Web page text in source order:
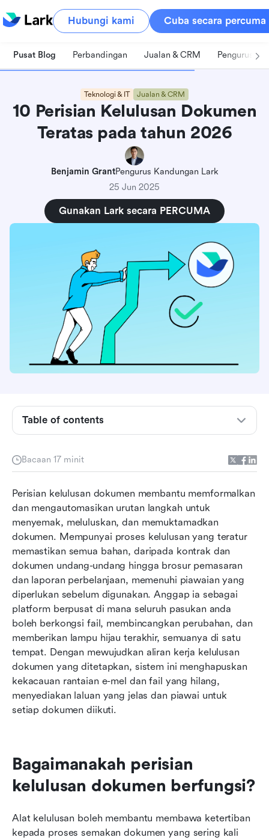
Hubungi kami Cuba secara percuma
Pusat Blog Perbandingan Jualan & CRM Pengurusan
Teknologi & IT Jualan & CRM
10 Perisian Kelulusan Dokumen
Teratas pada tahun 2026
Benjamin GrantPengurus Kandungan Lark
25 Jun 2025
Gunakan Lark secara PERCUMA
Bacaan 17 minit
Perisian kelulusan dokumen membantu memformalkan
dan mengautomasikan urutan langkah untuk
menyemak, meluluskan, dan memuktamadkan
dokumen. Mempunyai proses kelulusan yang teratur
memastikan semua bahan, daripada kontrak dan
dokumen undang-undang hingga brosur pemasaran
dan laporan perbelanjaan, memenuhi piawaian yang
diperlukan sebelum digunakan. Anggap ia sebagai
platform berpusat di mana seluruh pasukan anda
boleh berkongsi fail, membincangkan perubahan, dan
memberikan lampu hijau terakhir, semuanya di satu
tempat. Dengan mewujudkan aliran kerja kelulusan
dokumen yang ditetapkan, sistem ini menghapuskan
kekacauan rantaian e-mel dan fail yang hilang,
menyediakan laluan yang jelas dan piawai untuk
setiap dokumen diikuti.
Bagaimanakah perisian
kelulusan dokumen berfungsi?
Alat kelulusan boleh membantu membawa ketertiban
kepada proses semakan dokumen yang sering kali
Table of contents
Manfaat alat aliran kerja kelulusan
kelulusan
pandang
10 perisian kelulusan dokumen teratas tahun
2026
Memilih platform kelulusan yang tepat
Fikiran terakhir
Bacaan berkaitan